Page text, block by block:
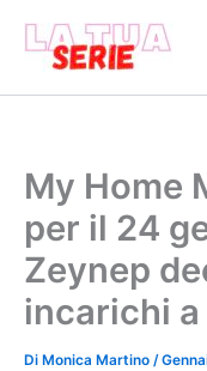
contenuto
My Home
per il 24
Zeynep
incarichi
Di Monica Martino /